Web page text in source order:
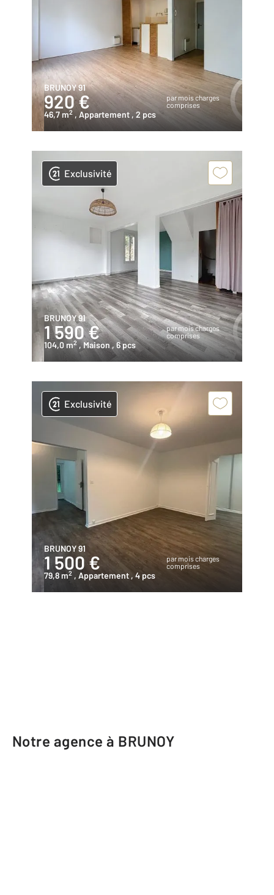
BRUNOY 91
920 €
par mois charges
comprises
46,7 m2 , Appartement , 2 pcs
Exclusivité
BRUNOY 91
1 590 €
par mois charges
comprises
104,0 m2 , Maison , 6 pcs
Exclusivité
BRUNOY 91
1 500 €
par mois charges
comprises
79,8 m2 , Appartement , 4 pcs
Notre agence à BRUNOY